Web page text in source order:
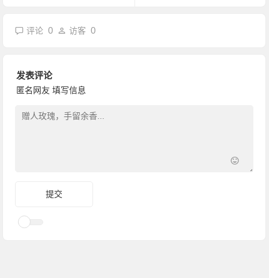
评论0 访客0
发表评论
匿名网友 填写信息